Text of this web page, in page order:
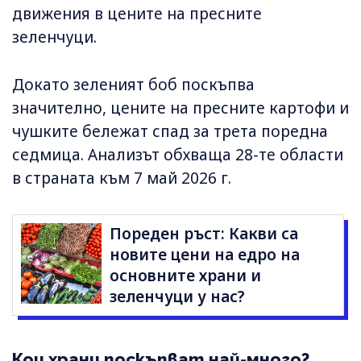
движения в цените на пресните
зеленчуци.
Докато зеленият боб поскъпва
значително, цените на пресните картофи и
чушките бележат спад за трета поредна
седмица. Анализът обхваща 28-те области
в страната към 7 май 2026 г.
Пореден ръст: Какви са
новите цени на едро на
основните храни и
зеленчуци у нас?